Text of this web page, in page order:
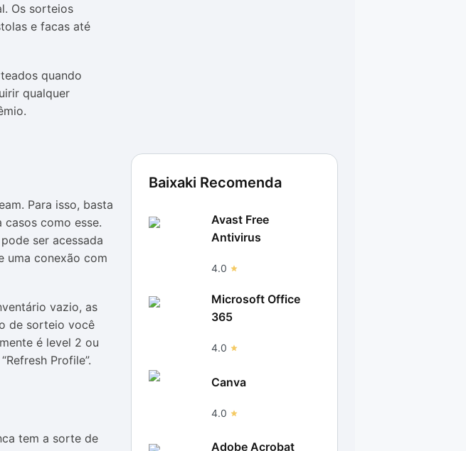
Os sorteios
e facas até
quando
qualquer
Para isso, basta
como esse.
ser acessada
uma conexão com
vazio, as
de sorteio você
é level 2 ou
Profile”.
tem a sorte de
Baixaki Recomenda
Avast Free
Antivirus
4.0
Microsoft Office
365
4.0
Canva
4.0
Adobe Acrobat